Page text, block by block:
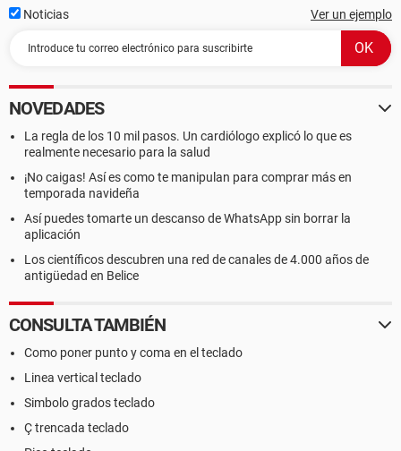
Noticias Ver un ejemplo
NOVEDADES
La regla de los 10 mil pasos. Un cardiólogo explicó lo que es
realmente necesario para la salud
¡No caigas! Así es como te manipulan para comprar más en
temporada navideña
Así puedes tomarte un descanso de WhatsApp sin borrar la
aplicación
Los científicos descubren una red de canales de 4.000 años de
antigüedad en Belice
CONSULTA TAMBIÉN
Como poner punto y coma en el teclado
Linea vertical teclado
Simbolo grados teclado
Ç trencada teclado